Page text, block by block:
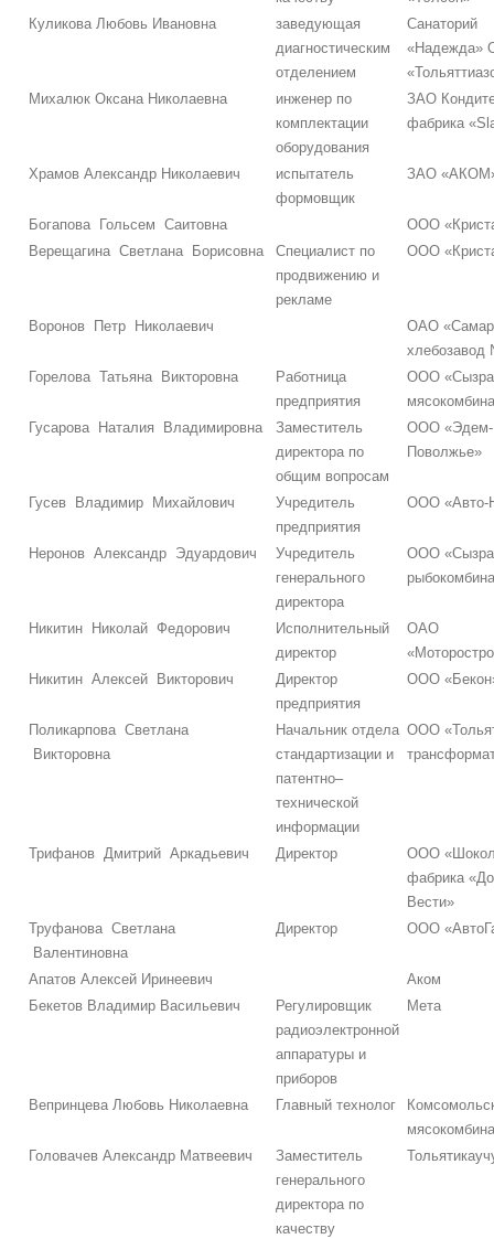
Куликова Любовь Ивановна
заведующая
диагностическим
отделением
Санаторий
«Надежда»
Михалюк Оксана Николаевна
инженер по
комплектации
оборудования
ЗАО
фабрика
Храмов Александр Николаевич
испытатель
формовщик
ЗАО
Богапова Гольсем Саитовна
ООО
Верещагина Светлана Борисовна
Специалист по
продвижению и
рекламе
ООО
Воронов Петр Николаевич
ОАО
хлебозавод
Горелова Татьяна Викторовна
Работница
предприятия
ООО
Гусарова Наталия Владимировна
Заместитель
директора по
общим вопросам
ООО «Эдем-
Поволжье»
Гусев Владимир Михайлович
Учредитель
предприятия
ООО «Авто-
Неронов Александр Эдуардович
Учредитель
генерального
директора
ООО
Никитин Николай Федорович
Исполнительный
директор
ОАО
Никитин Алексей Викторович
Директор
предприятия
ООО
Поликарпова Светлана
Викторовна
Начальник отдела
стандартизации и
патентно–
технической
информации
ООО
Трифанов Дмитрий Аркадьевич Директор
ООО
фабрика
Вести»
Труфанова Светлана
Валентиновна
Директор ООО
Апатов Алексей Иринеевич
Аком
Бекетов Владимир Васильевич
Регулировщик
радиоэлектронной
аппаратуры и
приборов
Мета
Вепринцева Любовь Николаевна Главный технолог
Головачев Александр Матвеевич
Заместитель
генерального
директора по
качеству